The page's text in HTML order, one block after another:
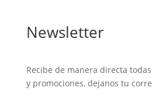
Newsletter
Recibe de manera directa
y promociones, dejanos tu